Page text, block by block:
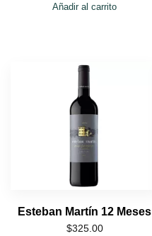
Añadir al carrito
Esteban Martín 12 Meses
$325.00